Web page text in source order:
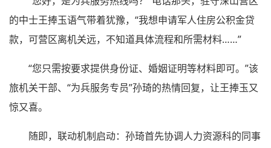
的中士王捧玉语气带着犹豫，“我想申请军人住房公积金贷
款，可营区离机关远，不知道具体流程和所需材料……”
“您只需按要求提供身份证、婚姻证明等材料即可。”该
旅机关干部、“为兵服务专员”孙琦的热情回复，让王捧玉又
惊又喜。
随即，联动机制启动：孙琦首先协调人力资源科的同事